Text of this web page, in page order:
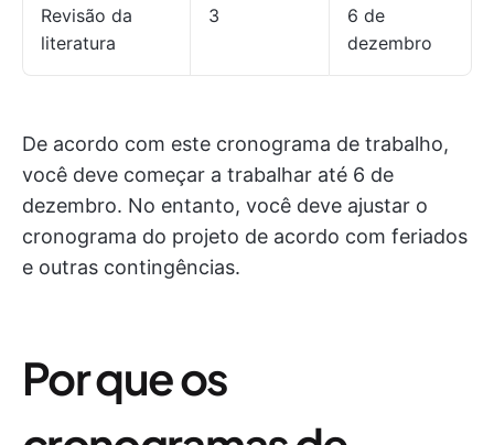
Revisão da
literatura
3
6 de
dezembro
De acordo com este cronograma de trabalho,
você deve começar a trabalhar até 6 de
dezembro. No entanto, você deve ajustar o
cronograma do projeto de acordo com feriados
e outras contingências.
Por que os